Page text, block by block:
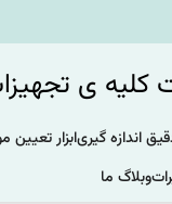
ی
اندازه گیریابزار
وبلاگ ما